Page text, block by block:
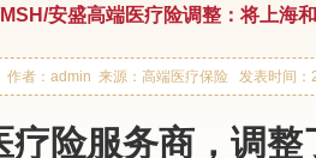
安盛高端医疗险调整：将上海
作者：admin 来源：高端医疗保险 发表时间
疗险服务商，调